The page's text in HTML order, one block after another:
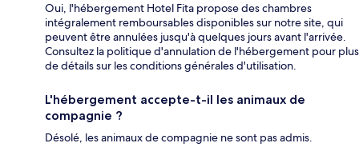
Oui, l'hébergement Hotel Fita propose des chambres
intégralement remboursables disponibles sur notre site, qui
peuvent être annulées jusqu'à quelques jours avant l'arrivée.
Consultez la politique d'annulation de l'hébergement pour plus
de détails sur les conditions générales d'utilisation.
L'hébergement accepte-t-il les animaux de
compagnie ?
Désolé, les animaux de compagnie ne sont pas admis.